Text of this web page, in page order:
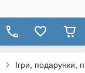
Ігри, подарунки,